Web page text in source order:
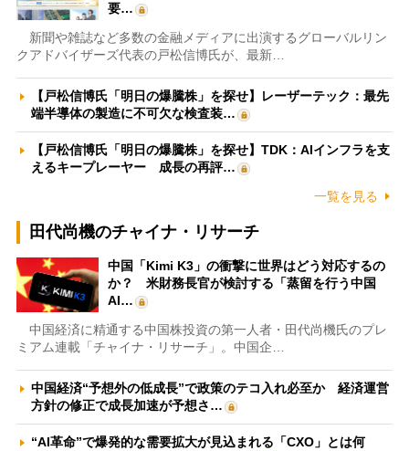
要…
新聞や雑誌など多数の金融メディアに出演するグローバルリン
クアドバイザーズ代表の戸松信博氏が、最新…
【戸松信博氏「明日の爆騰株」を探せ】レーザーテック：最先
端半導体の製造に不可欠な検査装…
【戸松信博氏「明日の爆騰株」を探せ】TDK：AIインフラを支
えるキープレーヤー 成長の再評…
一覧を見る
田代尚機のチャイナ・リサーチ
中国「Kimi K3」の衝撃に世界はどう対応するの
か？ 米財務長官が検討する「蒸留を行う中国
AI…
中国経済に精通する中国株投資の第一人者・田代尚機氏のプレ
ミアム連載「チャイナ・リサーチ」。中国企…
中国経済“予想外の低成長”で政策のテコ入れ必至か 経済運営
方針の修正で成長加速が予想さ…
“AI革命”で爆発的な需要拡大が見込まれる「CXO」とは何